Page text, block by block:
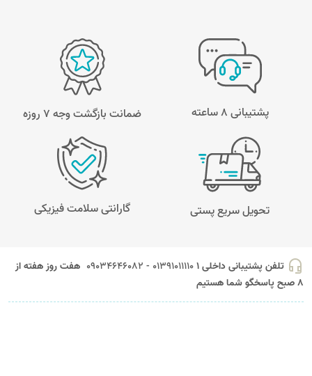
پشتیبانی 8 ساعته ضمانت بازگشت وجه ۷ روزه
تحویل سریع پستی گارانتی سلامت فیزیکی
headset_mic تلفن پشتیبانی داخلی 1 01391011110 - 09034646082
هفت روز هفته از
8 صبح پاسخگو شما هستیم